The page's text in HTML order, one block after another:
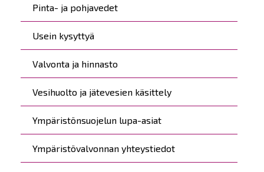
Pinta- ja pohjavedet
Usein kysyttyä
Valvonta ja hinnasto
Vesihuolto ja jätevesien käsittely
Ympäristönsuojelun lupa-asiat
Ympäristövalvonnan yhteystiedot